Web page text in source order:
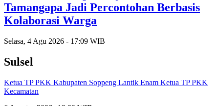
Tamangapa Jadi Percontohan Berbasis
Kolaborasi Warga
Selasa, 4 Agu 2026 - 17:09 WIB
Sulsel
Ketua TP PKK Kabupaten Soppeng Lantik Enam Ketua TP PKK
Kecamatan